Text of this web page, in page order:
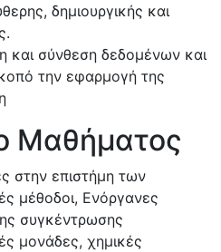
δημιουργικής και
και σύνθεση δεδομένων και
την εφαρμογή της
Μαθήματος
στην επιστήμη των
μέθοδοι, Ενόργανες
συγκέντρωσης
μονάδες, χημικές